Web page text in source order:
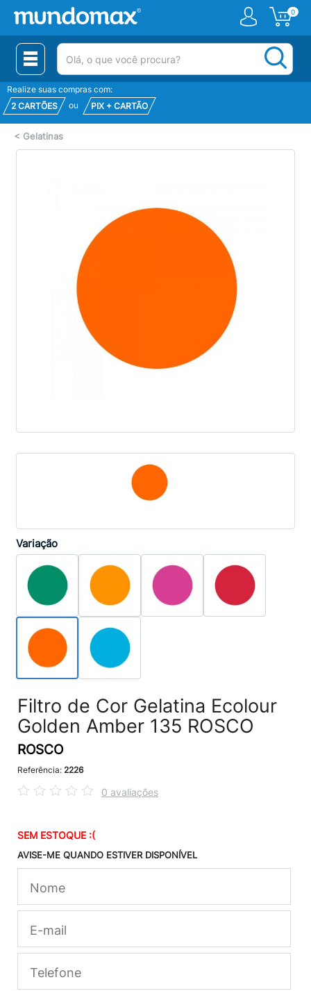
0
(pesquisar)
Realize suas compras com:
2 CARTÕES
ou PIX + CARTÃO
< Gelatinas
Variação
Filtro de Cor Gelatina Ecolour
Golden Amber 135 ROSCO
ROSCO
Referência: 2226
0 avaliações
SEM ESTOQUE :(
AVISE-ME QUANDO ESTIVER DISPONÍVEL